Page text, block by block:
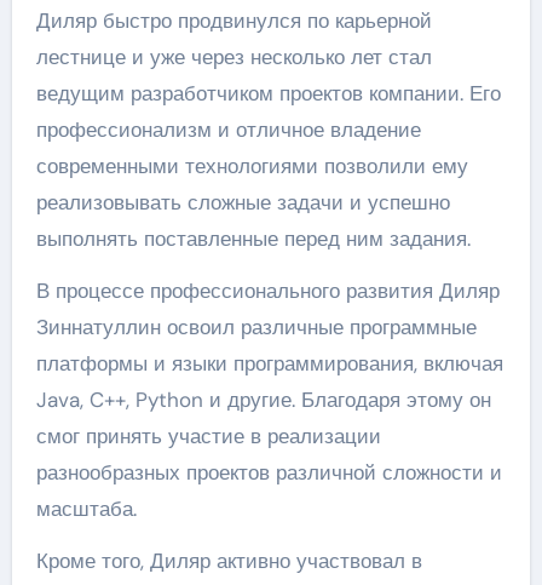
Диляр быстро продвинулся по карьерной
лестнице и уже через несколько лет стал
ведущим разработчиком проектов компании. Его
профессионализм и отличное владение
современными технологиями позволили ему
реализовывать сложные задачи и успешно
выполнять поставленные перед ним задания.
В процессе профессионального развития Диляр
Зиннатуллин освоил различные программные
платформы и языки программирования, включая
Java, C++, Python и другие. Благодаря этому он
смог принять участие в реализации
разнообразных проектов различной сложности и
масштаба.
Кроме того, Диляр активно участвовал в